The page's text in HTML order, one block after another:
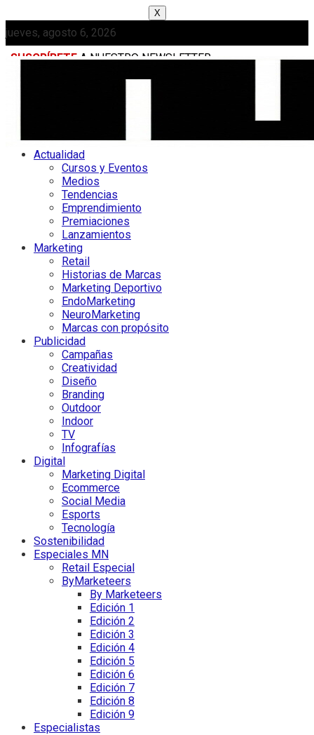
X
jueves, agosto 6, 2026
SUSCRÍBETE A NUESTRO NEWSLETTER
Actualidad
Cursos y Eventos
Medios
Tendencias
Emprendimiento
Premiaciones
Lanzamientos
Marketing
Retail
Historias de Marcas
Marketing Deportivo
EndoMarketing
NeuroMarketing
Marcas con propósito
Publicidad
Campañas
Creatividad
Diseño
Branding
Outdoor
Indoor
TV
Infografías
Digital
Marketing Digital
Ecommerce
Social Media
Esports
Tecnología
Sostenibilidad
Especiales MN
Retail Especial
ByMarketeers
By Marketeers
Edición 1
Edición 2
Edición 3
Edición 4
Edición 5
Edición 6
Edición 7
Edición 8
Edición 9
Especialistas